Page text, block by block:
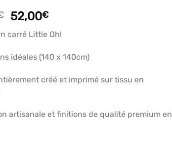
Le
prix
initial
était :
65,00€.
52,00€Le
prix
actuel
est :
52,00€.
carré Little Oh!
idéales (140 x 140cm)
créé et imprimé sur tissu en
artisanale et finitions de qualité premium en